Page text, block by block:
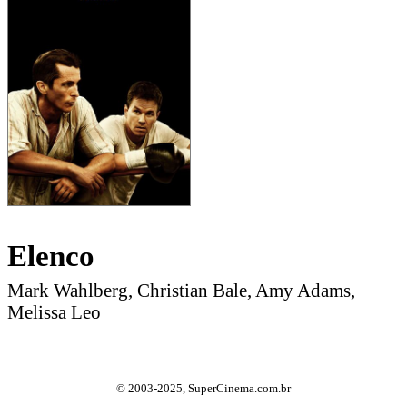
Elenco
Mark Wahlberg, Christian Bale, Amy Adams,
Melissa Leo
© 2003-2025, SuperCinema.com.br